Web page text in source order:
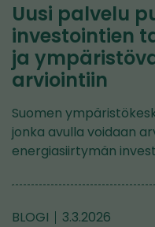
Uusi palvelu
investointien
ja
arviointiin
Suomen
jonka avulla voidaan
energiasiirtymän
BLOGI 3.3.2026